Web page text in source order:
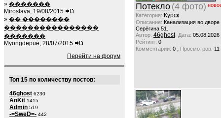
» �������
Miroslava, 19/08/2015
» �� ��������
����������������
�������
Myongdepue, 28/07/2015
Перейти на форум
Топ 15 по количеству постов:
46ghost 6230
AnKit 1415
Admin 519
-=SweD=- 442
Потекло (4 фото)
Категория: Курск
Описание: Канализация во
Серёгина 51.
Автор: 46ghost Дата: 05.08.2026
Рейтинг: 0
Комментарии: 0 , Просмотров: 11